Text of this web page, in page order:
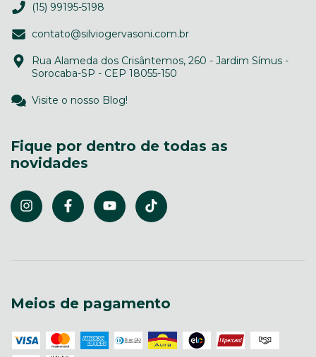
(15) 99195-5198
contato@silviogervasoni.com.br
Rua Alameda dos Crisântemos, 260 - Jardim Símus -
Sorocaba-SP - CEP 18055-150
Visite o nosso Blog!
Fique por dentro de todas as
novidades
Meios de pagamento